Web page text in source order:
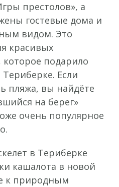
престолов», а
гостевые дома и
видом. Это
красивых
подарило
Если
пляжа, вы найдёте
на берег»
очень популярное
в Териберке
кашалота в новой
к природным